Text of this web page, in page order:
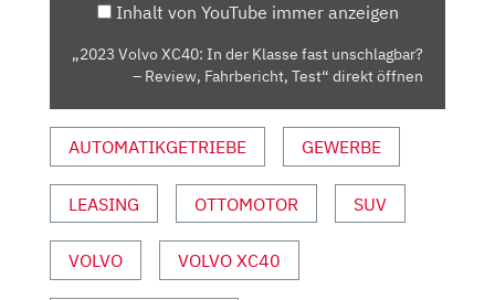
UNSCHLAGBAR?
TEST“
VON
ANZEIGEN
Inhalt von YouTube immer anzeigen
„2023 Volvo XC40: In der Klasse fast unschlagbar?
– Review, Fahrbericht, Test“ direkt öffnen
AUTOMATIKGETRIEBE GEWERBE
LEASING OTTOMOTOR SUV
VOLVO VOLVO XC40